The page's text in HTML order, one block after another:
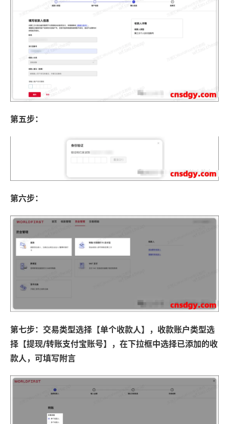
第五步：
第六步：
第七步：交易类型选择【单个收款人】，收款账户类型选
择【提现/转账支付宝账号】，在下拉框中选择已添加的收
款人，可填写附言